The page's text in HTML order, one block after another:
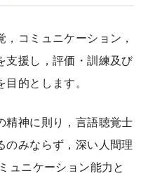
コミュニケーション，
支援し，評価・訓練及び
的とします。
精神に則り，言語聴覚士
のみならず，深い人間理
ュニケーション能力と